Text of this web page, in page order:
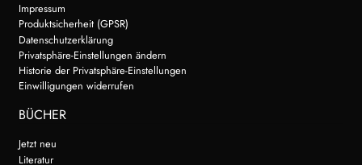
Impressum
Produktsicherheit (GPSR)
Datenschutzerklärung
Privatsphäre-Einstellungen ändern
Historie der Privatsphäre-Einstellungen
Einwilligungen widerrufen
BÜCHER
Jetzt neu
Literatur